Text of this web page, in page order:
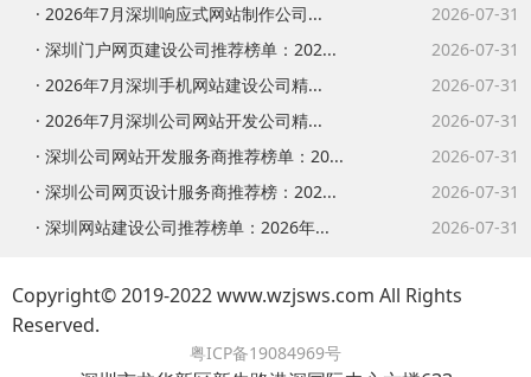
· 2026年7月深圳响应式网站制作公司...
2026-07-31
· 深圳门户网页建设公司推荐榜单：202...
2026-07-31
· 2026年7月深圳手机网站建设公司精...
2026-07-31
· 2026年7月深圳公司网站开发公司精...
2026-07-31
· 深圳公司网站开发服务商推荐榜单：20...
2026-07-31
· 深圳公司网页设计服务商推荐榜：202...
2026-07-31
· 深圳网站建设公司推荐榜单：2026年...
2026-07-31
Copyright© 2019-2022 www.wzjsws.com All Rights
Reserved.
粤ICP备19084969号